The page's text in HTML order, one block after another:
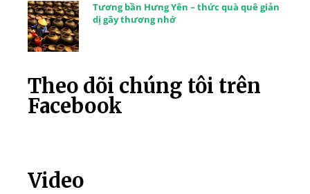
Tương bần Hưng Yên – thức quà quê giản
dị gây thương nhớ
Theo dõi chúng tôi trên
Facebook
Video